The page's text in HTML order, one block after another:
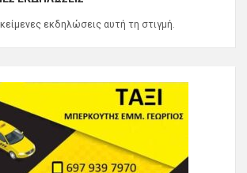
εκδηλώσεις αυτή τη στιγμή.